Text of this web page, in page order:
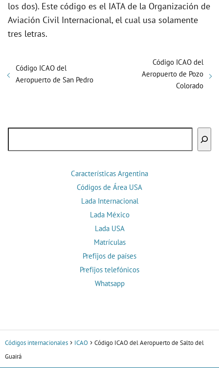
los dos). Este código es el IATA de la Organización de
Aviación Civil Internacional, el cual usa solamente
tres letras.
Código ICAO del
Aeropuerto de San Pedro
Código ICAO del
Aeropuerto de Pozo
Colorado
Características Argentina
Códigos de Área USA
Lada Internacional
Lada México
Lada USA
Matrículas
Prefijos de países
Prefijos telefónicos
Whatsapp
Códigos internacionales ICAO
Código ICAO del Aeropuerto de Salto del
Guairá